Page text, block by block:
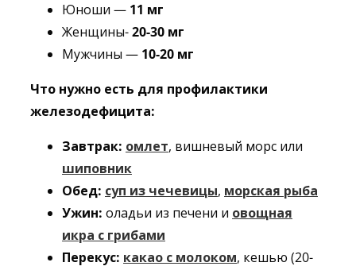
Юноши — 11 мг
Женщины-20-30 мг
Мужчины — 10-20 мг
Что нужно есть для профилактики
железодефицита:
Завтрак: омлет, вишневый морс или
шиповник
Обед: суп из чечевицы, морская рыба
Ужин: оладьи из печени и овощная
икра с грибами
Перекус: какао с молоком, кешью (20-